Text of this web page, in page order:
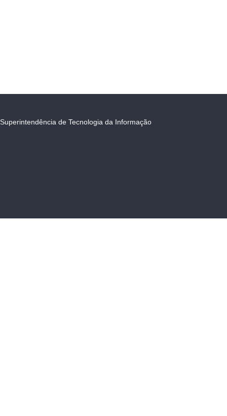
Superintendência de Tecnologia da Informação